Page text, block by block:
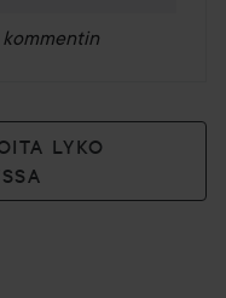
LYKO